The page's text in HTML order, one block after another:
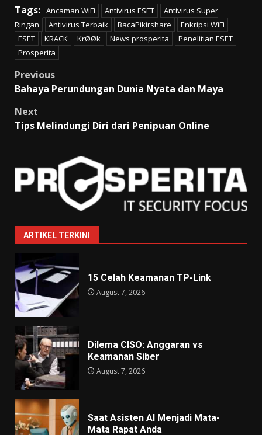
Tags: Ancaman WiFi Antivirus ESET
Antivirus Super
Ringan
Antivirus Terbaik BacaPikirshare
Enkripsi WiFi
ESET
KRACK KrØØk News prosperita
Penelitian ESET
Prosperita
Post
navigation
Previous
Bahaya Perundungan Dunia Nyata dan Maya
Next
Tips Melindungi Diri dari Penipuan Online
ARTIKEL TERKINI
15 Celah Keamanan TP-Link
August 7, 2026
Dilema CISO: Anggaran vs
Keamanan Siber
August 7, 2026
Saat Asisten AI Menjadi Mata-
Mata Rapat Anda